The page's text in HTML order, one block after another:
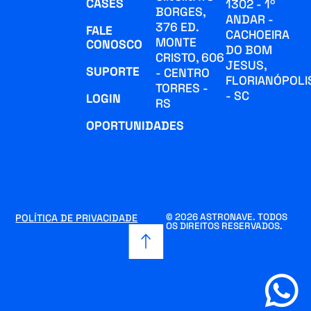
CASES
FALE
CONOSCO
SUPORTE
LOGIN
OPORTUNIDADES
BORGES,
376 ED.
MONTE
CRISTO, 606
- CENTRO
TORRES -
RS
1302 - 1º
ANDAR -
CACHOEIRA
DO BOM
JESUS,
- SC
© 2026 ASTRONAVE. TODOS
OS DIREITOS RESERVADOS.
POLÍTICA DE PRIVACIDADE